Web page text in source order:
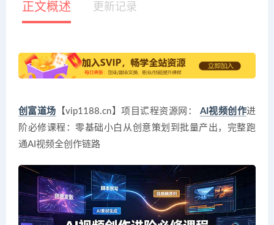
正文概述 更新记录
创富道场 【vip1188.cn】项目课程资源网： AI视频创作进
阶必修课程：零基础小白从创意策划到批量产出，完整跑
通AI视频全创作链路